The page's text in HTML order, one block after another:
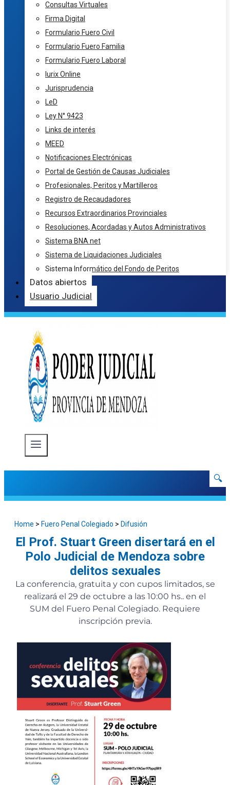
Consultas Virtuales
Firma Digital
Formulario Fuero Civil
Formulario Fuero Familia
Formulario Fuero Laboral
Iurix Online
Jurisprudencia
LeD
Ley N° 9423
Links de interés
MEED
Notificaciones Electrónicas
Portal de Gestión de Causas Judiciales
Profesionales, Peritos y Martilleros
Registro de Recaudadores
Recursos Extraordinarios Provinciales
Resoluciones, Acordadas y Autos Administrativos
Sistema BNA net
Sistema de Liquidaciones Judiciales
Sistema Informático del Fondo de Peritos
Datos abiertos
Usuario Judicial
🔍
Home > Fuero Penal Colegiado > Difusión
El Prof. Stuart Green disertará en el
Polo Judicial de Mendoza sobre
delitos sexuales
La conferencia, gratuita y con cupos limitados, se
realizará el 29 de octubre a las 10:00 hs.. en el
SUM del Fuero Penal Colegiado. Requiere
inscripción previa.